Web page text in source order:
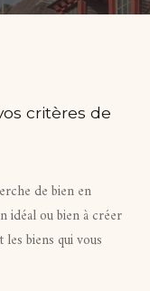
critères de
de bien en
idéal ou bien à créer
biens qui vous